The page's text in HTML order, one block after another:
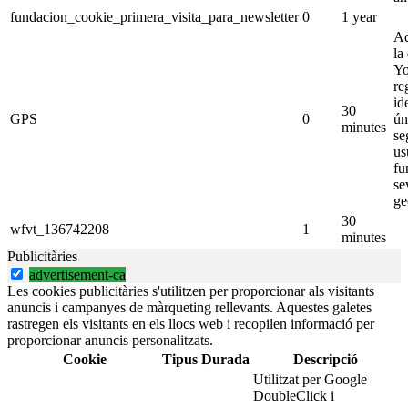
fundacion_cookie_primera_visita_para_newsletter 0 1 year
GPS 0
30
minutes
la
wfvt_136742208
1
30
minutes
Publicitàries
advertisement-ca
Les cookies publicitàries s'utilitzen per proporcionar als visitants
anuncis i campanyes de màrqueting rellevants. Aquestes galetes
rastregen els visitants en els llocs web i recopilen informació per
proporcionar anuncis personalitzats.
Cookie
Tipus Durada
Descripció
Utilitzat per Google
DoubleClick i